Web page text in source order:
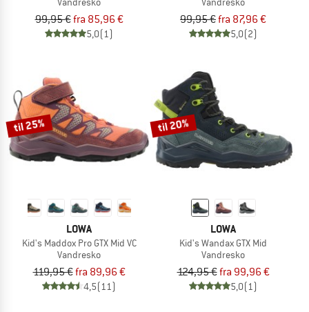
99,95 €fra 85,96 €
5,0(1)
99,95 €fra 87,96 €
5,0(2)
til 25%
LOWA
Kid's Maddox Pro GTX Mid VC
Vandresko
119,95 €fra 89,96 €
4,5(11)
til 20%
LOWA
Kid's Wandax GTX Mid
Vandresko
124,95 €fra 99,96 €
5,0(1)